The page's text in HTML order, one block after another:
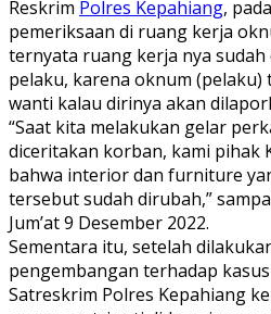
Reskrim Polres Kepahiang,
pemeriksaan di ruang kerja
ternyata ruang kerja nya
pelaku, karena oknum
wanti kalau dirinya akan
“Saat kita melakukan gelar
diceritakan korban, kami pihak
bahwa interior dan furniture
tersebut sudah dirubah,”
Jum’at 9 Desember 2022.
Sementara itu, setelah
pengembangan terhadap
Satreskrim Polres Kepahiang